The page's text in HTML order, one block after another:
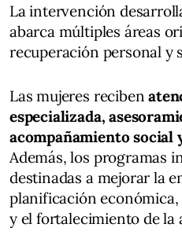
La intervención
abarca múltiples áreas
recuperación personal y
Las mujeres reciben
especializada,
acompañamiento social
Además, los programas
destinadas a mejorar la
planificación económica,
y el fortalecimiento de la